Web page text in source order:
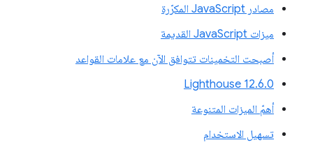
مصادر JavaScript المكرّرة
ميزات JavaScript القديمة
أصبحت التخمينات تتوافق الآن مع علامات القواعد
‫Lighthouse 12.6.0
أهمّ الميزات المتنوعة
تسهيل الاستخدام